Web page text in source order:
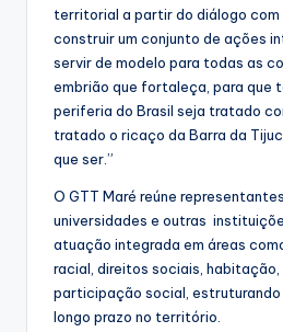
territorial a partir do diálogo com
construir um conjunto de ações
servir de modelo para todas as
embrião que fortaleça, para que
periferia do Brasil seja tratado
tratado o ricaço da Barra da
que ser.”
O GTT Maré reúne
universidades e outras
atuação integrada em áreas
racial, direitos sociais,
participação social, estruturando
longo prazo no território.